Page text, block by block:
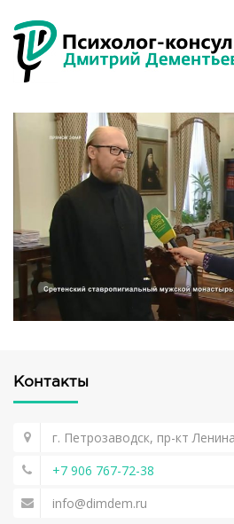
Контакты
г. Петрозаводск, пр-кт
+7 906 767-72-38
info@dimdem.ru